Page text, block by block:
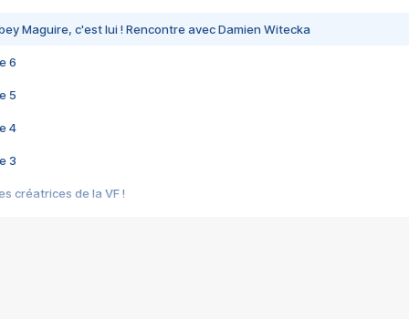
Maguire, c'est lui ! Rencontre avec Damien Witecka
6
5
4
3
créatrices de la VF !